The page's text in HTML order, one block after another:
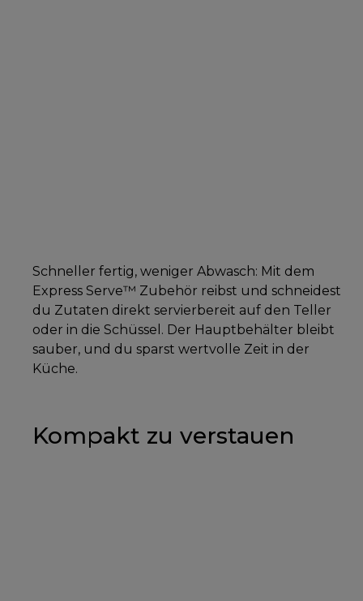
Schneller fertig, weniger Abwasch: Mit dem
Express Serve™ Zubehör reibst und schneidest
du Zutaten direkt servierbereit auf den Teller
oder in die Schüssel. Der Hauptbehälter bleibt
sauber, und du sparst wertvolle Zeit in der
Küche.
Kompakt zu verstauen